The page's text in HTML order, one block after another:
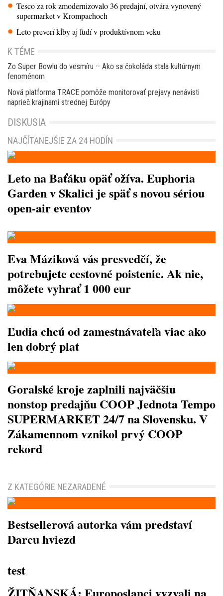
Tesco za rok zmodernizovalo 36 predajní, otvára vynovený
supermarket v Krompachoch
Leto preverí kĺby aj ľudí v produktívnom veku
K TÉME
Zo Super Bowlu do vesmíru – Ako sa čokoláda stala kultúrnym
fenoménom
Nová platforma TRACE pomôže monitorovať prejavy nenávisti
naprieč krajinami strednej Európy
DISKUSIA
NAJČÍTANEJŠIE ZA 24 HODÍN
Leto na Baťáku opäť ožíva. Euphoria
Garden v Skalici je späť s novou sériou
open-air eventov
Eva Máziková vás presvedčí, že
potrebujete cestovné poistenie. Ak nie,
môžete vyhrať 1 000 eur
Ľudia chcú od zamestnávateľa viac ako
len dobrý plat
Goralské kroje zaplnili najväčšiu
nonstop predajňu COOP Jednota Tempo
SUPERMARKET 24/7 na Slovensku. V
Zákamennom vznikol prvý COOP
rekord
Z KATEGÓRIE NEZARADENÉ
Bestsellerová autorka vám predstaví
Darcu hviezd
test